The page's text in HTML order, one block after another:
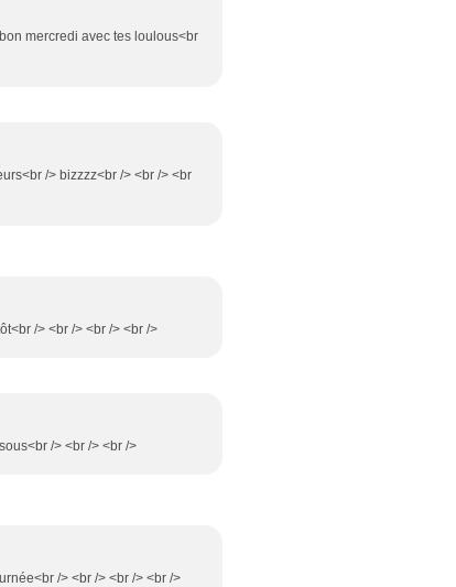
mercredi avec tes loulous<br
/> bizzzz<br /> <br /> <br
/> <br /> <br /> <br />
/> <br /> <br />
/> <br /> <br /> <br />